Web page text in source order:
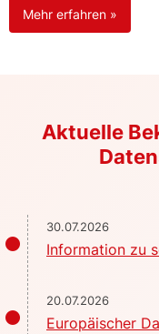
Mehr erfahren »
Aktuelle
30.07.2026
Information zu
20.07.2026
Europäischer